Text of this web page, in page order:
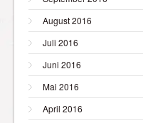
August 2016
Juli 2016
Juni 2016
Mai 2016
April 2016